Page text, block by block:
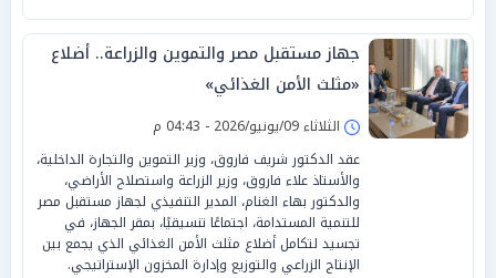
جهاز مستقبل مصر والتموين والزراعة.. أضلاع
«مثلث الأمن الغذائي»
الثلاثاء 09/يونيو/2026 - 04:43 م
عقد الدكتور شريف فاروق، وزير التموين والتجارة الداخلية،
والأستاذ علاء فاروق، وزير الزراعة واستصلاح الأراضي،
والدكتور بهاء الغنام، المدير التنفيذي لجهاز مستقبل مصر
للتنمية المستدامة، اجتماعًا تنسيقيًا، بمقر الجهاز، في
تجسيد لتكامل أضلاع مثلث الأمن الغذائي الذي يجمع بين
الإنتاج الزراعي والتوزيع وإدارة المخزون الإستراتيجي.